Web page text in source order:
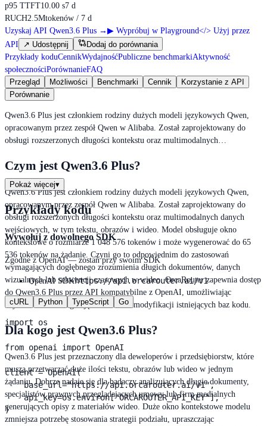
p95 TTFT10.00 s7 d
RUCH2.5Mtokenów / 7 d
Uzyskaj API Qwen3.6 Plus → ▶ Wypróbuj w Playground</> Użyj przez
API
↗ Udostępnij
Dodaj do porównania
Przykłady koduCennikWydajnośćPubliczne benchmarkiAktywność
społecznościPorównanieFAQ
Przegląd
Możliwości Benchmarki Cennik
Korzystanie z API
Porównanie
Qwen3.6 Plus jest członkiem rodziny dużych modeli językowych Qwen,
opracowanym przez zespół Qwen w Alibaba. Został zaprojektowany do
obsługi rozszerzonych długości kontekstu oraz multimodalnych…
Czym jest Qwen3.6 Plus?
Qwen3.6 Plus jest członkiem rodziny dużych modeli językowych Qwen,
opracowanym przez zespół Qwen w Alibaba. Został zaprojektowany do
obsługi rozszerzonych długości kontekstu oraz multimodalnych danych
wejściowych, w tym tekstu, obrazów i wideo. Model obsługuje okno
kontekstowe o rozmiarze 1 048 576 tokenów i może wygenerować do 65
536 tokenów na żądanie. Czyni go to odpowiednim do zastosowań
wymagających dogłębnego zrozumienia długich dokumentów, danych
wizualnych lub sekwencji czasowych w wideo. OrcaRouter zapewnia dostęp
do Qwen3.6 Plus przez API kompatybilne z OpenAI, umożliwiając
użytkownikom integrację modelu bez modyfikacji istniejących baz kodu.
Dla kogo jest Qwen3.6 Plus?
Qwen3.6 Plus jest przeznaczony dla deweloperów i przedsiębiorstw, które
muszą przetwarzać duże ilości tekstu, obrazów lub wideo w jednym
żądaniu. Dobrze nadaje się dla badaczy analizujących długie dokumenty,
specjalistów prawnych przeglądających umowy lub firm medialnych
generujących opisy z materiałów wideo. Duże okno kontekstowe modelu
zmniejsza potrzebę stosowania strategii podziału, upraszczając
Pokaż więcej▾
Przykłady kodu
Wywołuj z dowolnego SDK
Zgodne z OpenAI — zostań przy swoim SDK
OpenAI SDKhttps://api.orcarouter.ai/v1
cURL Python TypeScript Go
import os
from openai import OpenAI
client = OpenAI(
    base_url="https://api.orcarouter.ai/v1",
    api_key=os.environ["ORCAROUTER_API_KEY"],
)